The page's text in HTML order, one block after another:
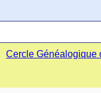
Cercle Généalogique